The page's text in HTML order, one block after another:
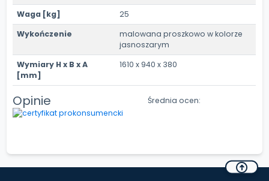
Waga [kg]
25
Wykończenie
malowana proszkowo w kolorze
jasnoszarym
Wymiary H x B x A
[mm]
1610 x 940 x 380
Opinie Średnia ocen: